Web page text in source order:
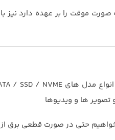
موقت را بر عهده دارد نیز
تصویر ها و ویدیوها
حتی در صورت قطعی برق